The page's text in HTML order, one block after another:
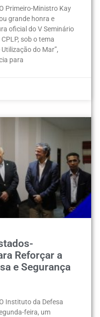
Primeiro-Ministro Kay
grande honra e
oficial do V Seminário
sob o tema
do Mar”,
para
Reforçar a
e Segurança
Instituto da Defesa
feira, um